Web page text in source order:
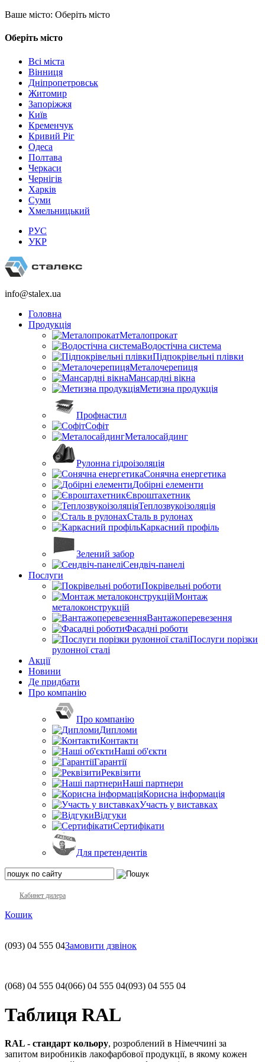
Ваше місто: Оберіть місто
Оберіть місто
Всі міста
Вінниця
Дніпропетровськ
Житомир
Запоріжжя
Київ
Кременчук
Кривий Ріг
Одеса
Полтава
Черкаси
Чернігів
Харків
Суми
Хмельницький
РУС
УКР
info@stalex.ua
Головна
Продукція
Металопрокат
Водостічна система
Підпокрівельні плівки
Металочерепиця
Мансардні вікна
Метизна продукція
Профнастил
Софіт
Металосайдинг
Рулонна гідроізоляція
Сонячна енергетика
Добірні елементи
Євроштахетник
Теплозвукоізоляція
Сталь в рулонах
Каркасний профіль
Зелений забор
Сендвіч-панелі
Послуги
Покрівельні роботи
Монтаж
металоконструкцій
Вантажоперевезення
Фасадні роботи
Послуги порізки
рулонної сталі
Акції
Новини
Де придбати
Про компанію
Про компанію
Дипломи
Контакти
Наші об'єкти
Гарантії
Реквізити
Наші партнери
Корисна інформація
Участь у виставках
Відгуки
Сертифікати
Для претендентів
Кабинет дилера
Кошик
(093) 04 555 04Замовити дзвінок
(068) 04 555 04(066) 04 555 04(093) 04 555 04
Таблиця RAL
RAL - стандарт кольору, розроблений в Німеччині за
запитом виробників лакофарбової продукції, в якому кожен